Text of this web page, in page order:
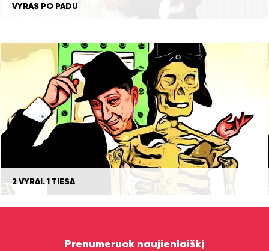
VYRAS PO PADU
2 VYRAI. 1 TIESA
Prenumeruok naujienlaiškį